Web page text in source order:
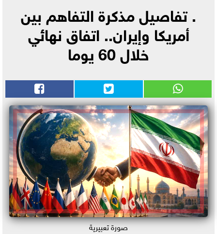
. تفاصيل مذكرة التفاهم بين
أمريكا وإيران.. اتفاق نهائي
خلال 60 يوما
صورة تعبيرية